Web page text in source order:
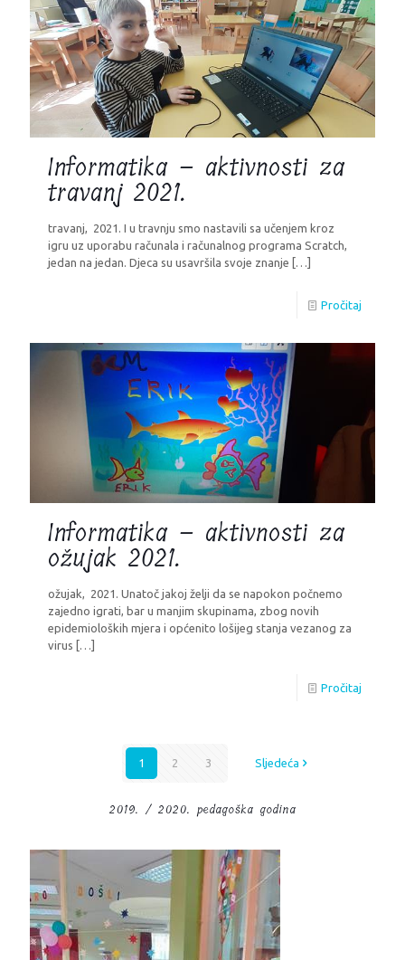
Informatika – aktivnosti za
travanj 2021.
travanj, 2021. I u travnju smo nastavili sa učenjem kroz
igru uz uporabu računala i računalnog programa Scratch,
jedan na jedan. Djeca su usavršila svoje znanje […]
Pročitaj
Informatika – aktivnosti za
ožujak 2021.
ožujak, 2021. Unatoč jakoj želji da se napokon počnemo
zajedno igrati, bar u manjim skupinama, zbog novih
epidemioloških mjera i općenito lošijeg stanja vezanog za
virus […]
Pročitaj
1 2 3 Sljedeća
2019. / 2020. pedagoška godina